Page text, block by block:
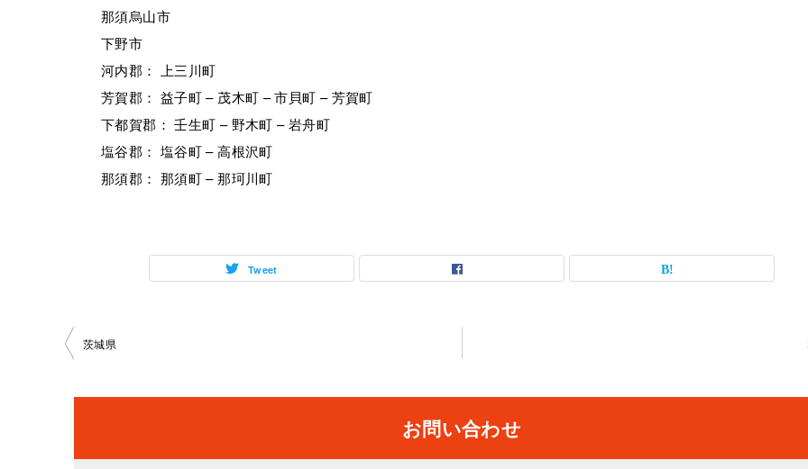
那須烏山市
下野市
河内郡： 上三川町
芳賀郡： 益子町 – 茂木町 – 市貝町 – 芳賀町
下都賀郡： 壬生町 – 野木町 – 岩舟町
塩谷郡： 塩谷町 – 高根沢町
那須郡： 那須町 – 那珂川町
Tweet
投
ビ
茨城県
お問い合わせ